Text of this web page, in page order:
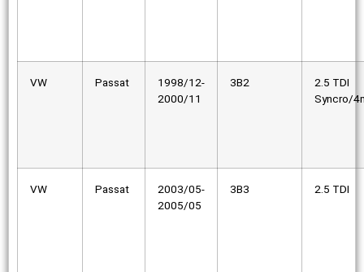
VW Passat
1998/12-
2000/11
3B2
2.5 TDI
Syncro/
VW Passat
2003/05-
2005/05
3B3 2.5 TDI